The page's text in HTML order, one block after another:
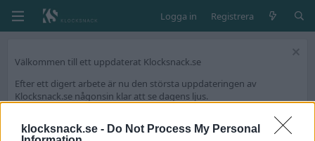
klocksnack.se - Do Not Process My Personal
Logga in Registrera
Välkommen till ett uppdaterat Klocksnack.se
Efter ett digert arbete är nu den största uppdateringen av
Klocksnack.se någonsin klar att se dagens ljus.
allt fyllt med nya funktioner.